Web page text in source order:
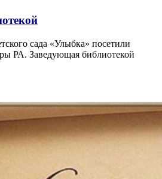
сада «Улыбка» посетили
РА. Заведующая библиотекой